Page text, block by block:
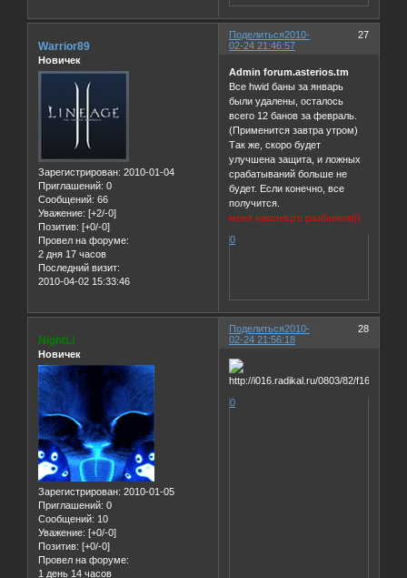
Поделиться 27
2010-
02-24 21:46:57
Warrior89
Новичек
Зарегистрирован: 2010-01-04
Приглашений: 0
Сообщений: 66
Уважение: [+2/-0]
Позитив: [+0/-0]
Провел на форуме:
2 дня 17 часов
Последний визит:
2010-04-02 15:33:46
Admin forum.asterios.tm
Все hwid баны за январь
были удалены, осталось
всего 12 банов за февраль.
(Применится завтра утром)
Так же, скоро будет
улучшена защита, и ложных
срабатываний больше не
будет. Если конечно, все
получится.
меня наконецто разбанили))
0
Поделиться 28
2010-
02-24 21:56:18
NightLi
Новичек
Зарегистрирован: 2010-01-05
Приглашений: 0
Сообщений: 10
Уважение: [+0/-0]
Позитив: [+0/-0]
Провел на форуме:
1 день 14 часов
0